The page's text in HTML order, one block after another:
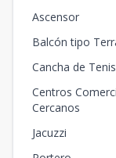
Ascensor
Balcón tipo
Cancha de Tenis
Centros
Cercanos
Jacuzzi